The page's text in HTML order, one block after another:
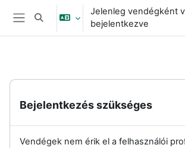
Tovább a fő tartalomhoz
Oldalpanel
Keresési bemeneti adatok váltása
Jelenleg vendégként
bejelentkezve
Bejelentkezés szükséges
Vendégek nem érik el a felhasználói